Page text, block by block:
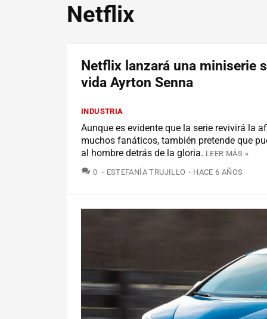
Netflix
Netflix lanzará una miniserie
vida Ayrton Senna
INDUSTRIA
Aunque es evidente que la serie revivirá la
muchos fanáticos, también pretende que
al hombre detrás de la gloria. LEER MÁS »
0 COMENTARIOS
ESTEFANÍA TRUJILLO HACE 6 AÑOS